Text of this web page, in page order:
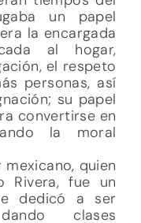
un papel
la encargada
al hogar,
el respeto
personas, así
su papel
convertirse en
la moral
quien
Rivera, fue un
dedicó a ser
clases